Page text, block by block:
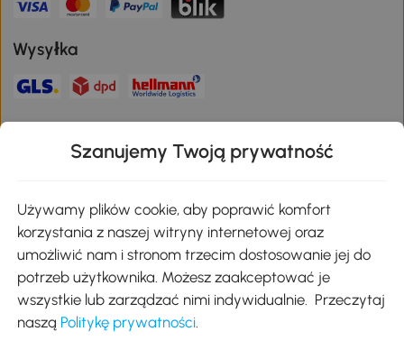
Wysyłka
Pobierz aplikację Aosom
Google Play
Szanujemy Twoją prywatność
Używamy plików cookie, aby poprawić komfort
korzystania z naszej witryny internetowej oraz
umożliwić nam i stronom trzecim dostosowanie jej do
potrzeb użytkownika. Możesz zaakceptować je
wszystkie lub zarządzać nimi indywidualnie. Przeczytaj
naszą Politykę prywatności.